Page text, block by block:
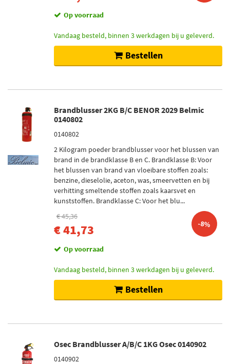
Op voorraad
Vandaag besteld, binnen 3 werkdagen bij u geleverd.
Bestellen
Brandblusser 2KG B/C BENOR 2029 Belmic
0140802
0140802
2 Kilogram poeder brandblusser voor het blussen van
brand in de brandklasse B en C. Brandklasse B: Voor
het blussen van brand van vloeibare stoffen zoals:
benzine, dieselolie, aceton, was, smeervetten en bij
verhitting smeltende stoffen zoals kaarsvet en
kunststoffen. Brandklasse C: Voor het blu...
€ 45,36
€ 41,73 -8%
Op voorraad
Vandaag besteld, binnen 3 werkdagen bij u geleverd.
Bestellen
Osec Brandblusser A/B/C 1KG Osec 0140902
0140902